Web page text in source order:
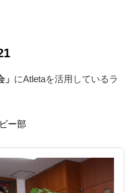
にAtletaを活用しているラ
ー部